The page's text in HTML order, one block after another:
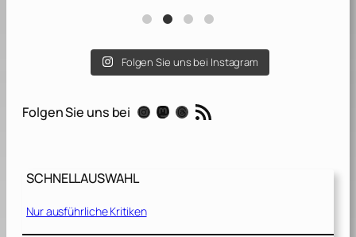
Folgen Sie uns bei Instagram
Folgen Sie uns bei Instagram Mastodon Threads RSS-Feed
SCHNELLAUSWAHL
Nur ausführliche Kritiken